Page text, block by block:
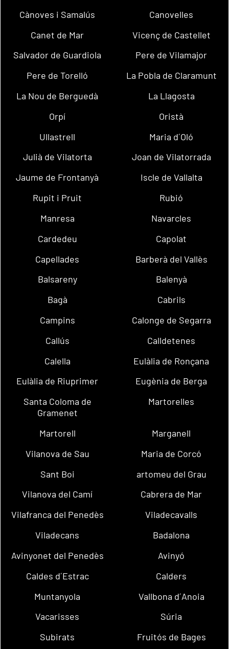
Cànoves i Samalús
Canovelles
Canet de Mar
Vicenç de Castellet
Salvador de Guardiola
Pere de Vilamajor
Pere de Torelló
La Pobla de Claramunt
La Nou de Berguedà
La Llagosta
Orpí
Oristà
Ullastrell
Maria d´Oló
Julià de Vilatorta
Joan de Vilatorrada
Jaume de Frontanyà
Iscle de Vallalta
Rupit i Pruit
Rubió
Manresa
Navarcles
Cardedeu
Capolat
Capellades
Barberà del Vallès
Balsareny
Balenyà
Bagà
Cabrils
Campins
Calonge de Segarra
Callús
Calldetenes
Calella
Eulàlia de Ronçana
Eulàlia de Riuprimer
Eugènia de Berga
Santa Coloma de
Gramenet
Martorelles
Martorell
Marganell
Vilanova de Sau
Maria de Corcó
Sant Boi
artomeu del Grau
Vilanova del Camí
Cabrera de Mar
Vilafranca del Penedès
Viladecavalls
Viladecans
Badalona
Avinyonet del Penedès
Avinyó
Caldes d´Estrac
Calders
Muntanyola
Vallbona d´Anoia
Vacarisses
Súria
Subirats
Fruitós de Bages